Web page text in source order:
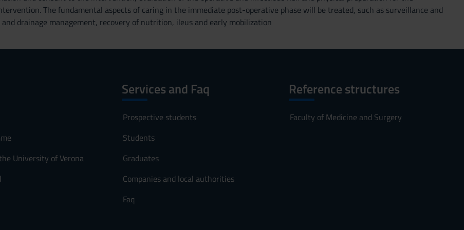
The fundamental aspects of caring in the immediate post-operative phase will be treated, such as surveillance and
drainage management, recovery of nutrition, ileus and early mobilization
University of Verona
Services and Faq
Prospective students
Students
Graduates
Companies and local authorities
Faq
Reference structures
Faculty of Medicine and Surgery